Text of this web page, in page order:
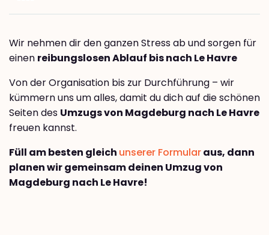
Wir nehmen dir den ganzen Stress ab und sorgen für
einen reibungslosen Ablauf bis nach Le Havre
Von der Organisation bis zur Durchführung – wir
kümmern uns um alles, damit du dich auf die schönen
Seiten des Umzugs von Magdeburg nach Le Havre
freuen kannst.
Füll am besten gleich unserer Formularaus, dann
planen wir gemeinsam deinen Umzug von
Magdeburg nach Le Havre!